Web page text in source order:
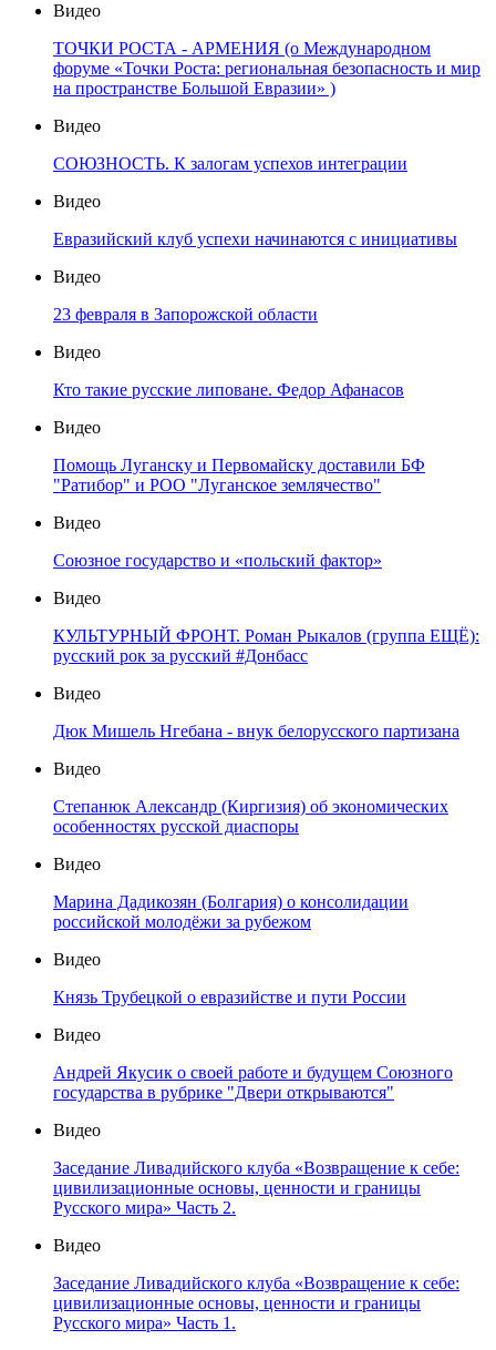
Видео
ТОЧКИ РОСТА - АРМЕНИЯ (о Международном
форуме «Точки Роста: региональная безопасность и мир
на пространстве Большой Евразии» )
Видео
СОЮЗНОСТЬ. К залогам успехов интеграции
Видео
Евразийский клуб успехи начинаются с инициативы
Видео
23 февраля в Запорожской области
Видео
Кто такие русские липоване. Федор Афанасов
Видео
Помощь Луганску и Первомайску доставили БФ
"Ратибор" и РОО "Луганское землячество"
Видео
Союзное государство и «польский фактор»
Видео
КУЛЬТУРНЫЙ ФРОНТ. Роман Рыкалов (группа ЕЩЁ):
русский рок за русский #Донбасс
Видео
Дюк Мишель Нгебана - внук белорусского партизана
Видео
Степанюк Александр (Киргизия) об экономических
особенностях русской диаспоры
Видео
Марина Дадикозян (Болгария) о консолидации
российской молодёжи за рубежом
Видео
Князь Трубецкой о евразийстве и пути России
Видео
Андрей Якусик о своей работе и будущем Союзного
государства в рубрике "Двери открываются"
Видео
Заседание Ливадийского клуба «Возвращение к себе:
цивилизационные основы, ценности и границы
Русского мира» Часть 2.
Видео
Заседание Ливадийского клуба «Возвращение к себе:
цивилизационные основы, ценности и границы
Русского мира» Часть 1.